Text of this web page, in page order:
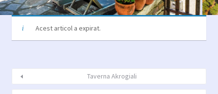
Acest articol a expirat.
Taverna Akrogiali